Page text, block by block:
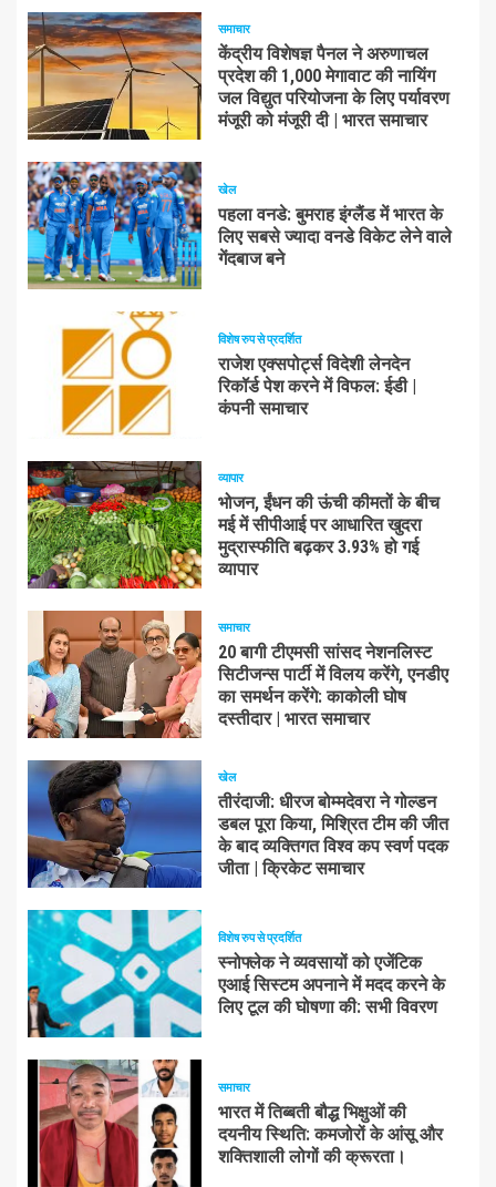
समाचार
केंद्रीय विशेषज्ञ पैनल ने अरुणाचल
प्रदेश की 1,000 मेगावाट की नायिंग
जल विद्युत परियोजना के लिए पर्यावरण
मंजूरी को मंजूरी दी | भारत समाचार
खेल
पहला वनडे: बुमराह इंग्लैंड में भारत के
लिए सबसे ज्यादा वनडे विकेट लेने वाले
गेंदबाज बने
विशेष रुप से प्रदर्शित
राजेश एक्सपोर्ट्स विदेशी लेनदेन
रिकॉर्ड पेश करने में विफल: ईडी |
कंपनी समाचार
व्यापार
भोजन, ईंधन की ऊंची कीमतों के बीच
मई में सीपीआई पर आधारित खुदरा
मुद्रास्फीति बढ़कर 3.93% हो गई
व्यापार
समाचार
20 बागी टीएमसी सांसद नेशनलिस्ट
सिटीजन्स पार्टी में विलय करेंगे, एनडीए
का समर्थन करेंगे: काकोली घोष
दस्तीदार | भारत समाचार
खेल
तीरंदाजी: धीरज बोम्मदेवरा ने गोल्डन
डबल पूरा किया, मिश्रित टीम की जीत
के बाद व्यक्तिगत विश्व कप स्वर्ण पदक
जीता | क्रिकेट समाचार
विशेष रुप से प्रदर्शित
स्नोफ्लेक ने व्यवसायों को एजेंटिक
एआई सिस्टम अपनाने में मदद करने के
लिए टूल की घोषणा की: सभी विवरण
समाचार
भारत में तिब्बती बौद्ध भिक्षुओं की
दयनीय स्थिति: कमजोरों के आंसू और
शक्तिशाली लोगों की क्रूरता।